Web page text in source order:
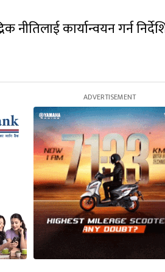
नीतिलाई कार्यान्वयन गर्न